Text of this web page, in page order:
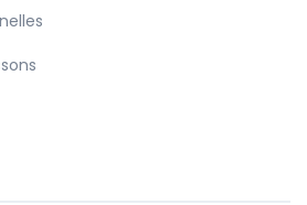
personne d’autre. Vous
qui s’assurera que vous